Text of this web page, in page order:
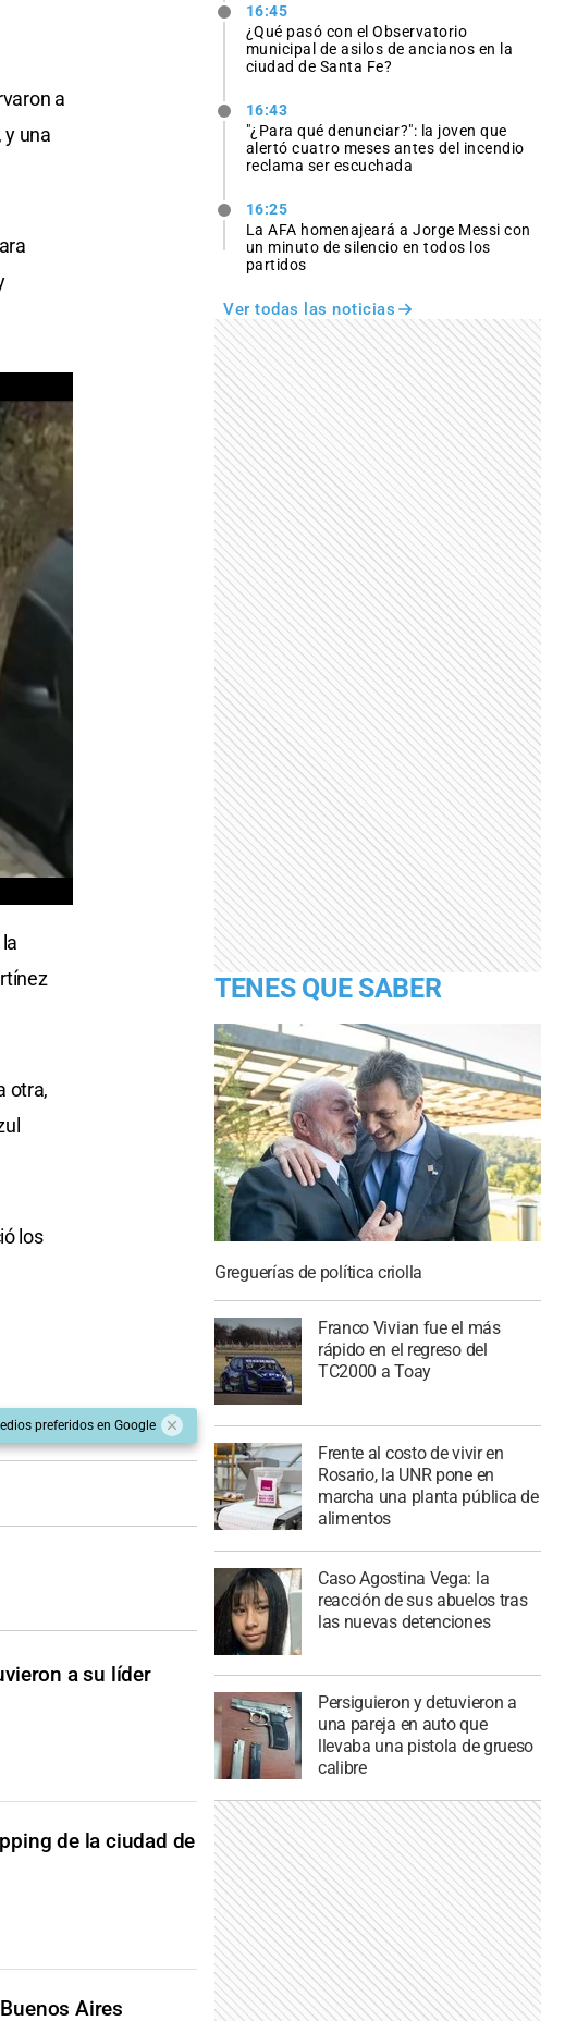
a
y una
otra,
los
preferidos en Google
a su líder
de la ciudad de
Aires
16:45
¿Qué pasó con el Observatorio
municipal de asilos de ancianos en la
ciudad de Santa Fe?
16:43
"¿Para qué denunciar?": la joven que
alertó cuatro meses antes del incendio
reclama ser escuchada
16:25
La AFA homenajeará a Jorge Messi con
un minuto de silencio en todos los
partidos
Ver todas las noticias
TENES QUE SABER
Greguerías de política criolla
Franco Vivian fue el más
rápido en el regreso del
TC2000 a Toay
Frente al costo de vivir en
Rosario, la UNR pone en
marcha una planta pública de
alimentos
Caso Agostina Vega: la
reacción de sus abuelos tras
las nuevas detenciones
Persiguieron y detuvieron a
una pareja en auto que
llevaba una pistola de grueso
calibre